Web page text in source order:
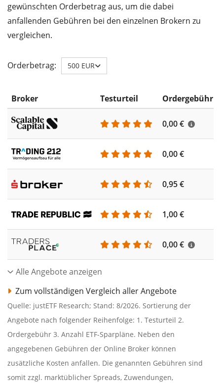
gewünschten Orderbetrag aus, um die dabei
anfallenden Gebühren bei den einzelnen Brokern zu
vergleichen.
Orderbetrag: 500 EUR
Broker Testurteil Ordergebühr
0,00 €
0,00 €
0,95 €
1,00 €
0,00 €
Alle Angebote anzeigen
Zum vollständigen Vergleich aller Angebote
Quelle: justETF Research; Stand: 8/2026. Sortierung der
Angebote nach folgender Reihenfolge: 1. Testurteil 2.
Ordergebühr 3. Anzahl ETF-Sparpläne. Neben den
angegebenen Gebühren der Online Broker können
zusätzliche Kosten anfallen. Die genannten Gebühren sind
somit zzgl. marktüblicher Spreads, Zuwendungen,